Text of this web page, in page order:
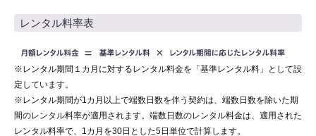
レンタル料率表
※レンタル期間１カ月に対するレンタル料金を「基準レンタル料」として設
定しています。
※レンタル期間が1カ月以上で端数日数を伴う契約は、端数日数を除いた期
間のレンタル料率が適用されます。端数日数のレンタル料金は、適用された
レンタル料率で、1カ月を30日とした5日単位で計算します。